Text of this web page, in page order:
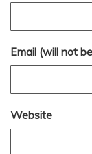
Email (will not
Website